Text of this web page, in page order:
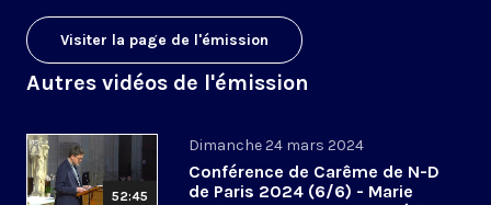
Visiter la page de l'émission
Autres vidéos de l'émission
52:45
Dimanche 24 mars 2024
Conférence de Carême de N-D
de Paris 2024 (6/6) - Marie